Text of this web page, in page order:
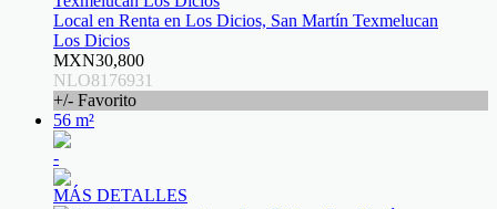
Local en Renta en Los Dicios, San Martín Texmelucan
Los Dicios
MXN30,800
NLO8176931
+/- Favorito
56 m²
-
MÁS DETALLES